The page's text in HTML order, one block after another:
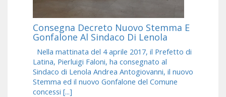
Consegna Decreto Nuovo Stemma E
Gonfalone Al Sindaco Di Lenola
Nella mattinata del 4 aprile 2017, il Prefetto di
Latina, Pierluigi Faloni, ha consegnato al
Sindaco di Lenola Andrea Antogiovanni, il nuovo
Stemma ed il nuovo Gonfalone del Comune
concessi [...]